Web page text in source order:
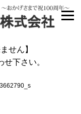
せん】
下さい。
3662790_s